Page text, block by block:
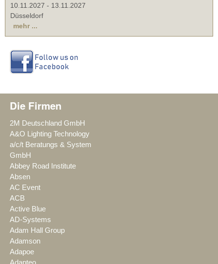
10.11.2027 - 13.11.2027
Düsseldorf
mehr ...
Die Firmen
2M Deutschland GmbH
A&O Lighting Technology
a/c/t Beratungs & System
GmbH
Abbey Road Institute
Absen
AC Event
ACB
Active Blue
AD-Systems
Adam Hall Group
Adamson
Adapoe
Adapteo